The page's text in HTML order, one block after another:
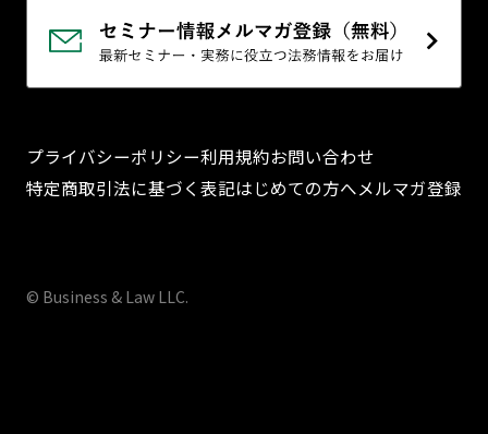
プライバシーポリシー利用規約お問い合わせ
特定商取引法に基づく表記はじめての方へメルマガ登録
© Business & Law LLC.